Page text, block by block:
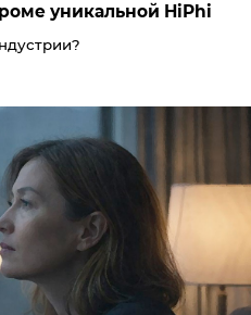
уникальной HiPhi